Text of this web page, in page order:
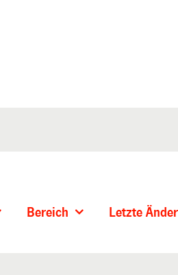
Bereich Letzte